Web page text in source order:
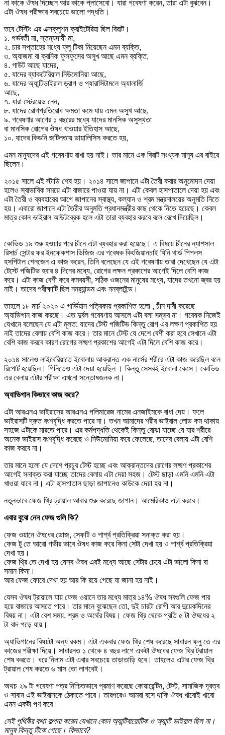
না কাকে ঔষধ দিচ্ছেন আর কাকে প্লাসেবো। যারা গবেষণা করেন, তারা এটা বুঝবেন।
এটা ঔষধ পরীক্ষার সবচেয়ে ভালো পদ্ধতি।
তবে টেস্টিং এর এক্সক্লুশন ক্রাইটেরিয়া ছিল বিরাট।
১. গর্ভবতী মা, স্তন্যদায়ী মা,
২. চার সপ্তাহের মধ্যে ফ্লু টিকা নিয়েছেন এমন ব্যক্তি,
৩. অ্যাজমা বা ক্রনিক ফুসফুসের অসুখ আছে এমন ব্যক্তি,
৪. গাউট আছে যাদের,
৫. যাদের ব্যাকটেরিয়াল নিউমোনিয়া আছে,
৬. যাদের অ্যান্টিভাইরাল ড্রাগ ও প্যারাসিটামলে অ্যালার্জি
আছে,
৭. যারা স্টেরয়েড নেন,
৮. যাদের রোগপ্রতিরোধ ক্ষমতা কমে যায় এমন অসুখ আছে,
৯. গবেষণার আগের ১ বছরের মধ্যে যাদের মানসিক অসুস্থতা
বা মানসিক রোগের ঔষধ খাওয়ার ইতিহাস আছে,
১০. যাদের কিডনি জটিলতায় ডায়ালিসিস করতে হয়,
এমন মানুষদের এই গবেষণায় রাখা হয় নাই। তার মানে এক বিরাট সংখ্যক মানুষ এর বাইরে
ছিলেন।
২০১৫ সালে এই স্টাডি শেষ হয়। ২০১৪ সালে জাপানে এটা তৈরী করার অনুমোদন দেয়া
হলেও স্বাভাবিক সময়ে এটা বাজারে পাওয়া যায় না। এটা কেবল হাসপাতালে দেয়া হয় এবং
এটা তৈরী ও ব্যবহারের আগে জাপানের স্বাস্থ্য, কল্যান ও শ্রম মন্ত্রনালয়ের অনুমতি নিতে
হয়। এবারো জাপানে এটা তৈরীর অনুমতি প্রধানমন্ত্রীর কাছ থেকে নিতে হয়েছে। কেবল
মাত্র কোন ভাইরাল আউটব্রেক হলে এটা তারা ব্যবহার করবে বলে রেখে দিয়েছিল।
কোভিড ১৯ শুরু হওয়ার পরে চীনে এটা ব্যবহার করা হয়েছে। এ বিষয়ে চীনের ন্যাশসাল
রিসার্চ সেন্টার ফর ইনফেকশাস ডিজিজ এর গবেষক কিংজিয়ানচাই যিনি থার্ড পিপলস
হসপিটাল শেনজেন এ কাজ করেন, তিনি বলেছেন যে এই গবেষণায় তারা দেখেছেন যে এটা
টেস্টে পজিটিভ হবার ৪ দিনের মধ্যে, রোগের লক্ষন প্রকাশের আগেই দিলে বেশি কাজ
করে। এটা কাজ বেশী করে কমবয়সী, সঠিক ওজনের মানুষের মধ্যে, যাদের তখনো জ্বর হয়
নাই। তাদের পরীক্ষাটি ছিল ননর‌্যান্ডম এবং ননব্লাইন্ড।
তাহলে ১৮ মার্চ ২০২০ এ গার্ডিয়ান পত্রিকায় প্রকাশিত হলো , চীন দাবী করেছে
অ্যাভিগান কাজ করছে। এত দুর্বল গবেষণায় আসলে এটা বলা সম্ভব না। গবেষক নিজেই
যেখানে বলেছেন যে এটা মূলত: যাদের টেস্ট পজিটিভ কিন্তু রোগ এর লক্ষণ প্রকাশিত হয়
নাই তাদের বেলায় বেশি কাজ করে। তার মানে টেস্ট যে দেশে বেশী করা হবে সেখানে এটা
বেশি কাজ করবে কারণ রোগের লক্ষ্মণ প্রকাশের আগেই এটা দিলে বেশি কাজ করে।
২০১৪ সালেও লাইবেরিয়াতে ইবোলায় আক্রান্ত এক নার্সের শরীরে এটা কাজ করেছিল বলে
রিপোর্ট হয়েছিল। গিনিতেও এটা দেয়া হয়েছিল । কিন্তু সেসবই ইবোলা কেসে। কোভিড
এর বেলায় এটার পরীক্ষা এখনো সন্তোষজনক না।
অ্যাভিগান কিভাবে কাজ করে?
এটা আরএনএ ভাইরাসের আরএনএ পলিমারেজ নামের এনজাইমকে বাধা দেয়। ফলে
ভাইরাসটি দ্রুত বংশবৃদ্ধি করতে পারে না। তখন আমাদের শরীর ভাইরাল লোড কম থাকায়
সহজে এটাকে মারতে পারে। এর কর্মপদ্ধতি থেকেই কিন্তু বোঝা যাচ্ছে যে যার শরীরে
অনেক ভাইরাস বংশবৃদ্ধি করেছে ও নিউমোনিয়া করে ফেলেছে, তাদের বেলায় এটা বেশি
কাজ করবে না।
তার মানে হলো যে দেশে প্রচুর টেস্ট হচ্ছে এবং আক্রান্তদের রোগের লক্ষ্মণ প্রকাশের
আগেই সনাক্ত করা যাচ্ছে তাদের বেলায় এটা দেয়া সহজ। টেস্ট ছাড়া এমনি এমনি এটা
খাওয়া যাবে না। এটা হাসপাতাল ছাড়া জাপানেও কাউকে দেয়া হয় না।
নতুনভাবে ফেজ থ্রি ট্রায়াল আবার শুরু করেছে জাপান। আমেরিকাও এটা করবে।
এবার বুঝে নেন ফেজ গুলি কি?
ফেজ ওয়ানে ঔষধের ডোজ, সেফটি ও পার্শ্ব প্রতিক্রিয়া সনাক্ত করা হয়।
ফেজ টু তে আরো গভীর ভাবে ঔষধ কাজ করে কিনা সেটা দেখা হয় ও পার্শ্ব প্রতিক্রিয়া
দেখা হয়।
ফেজ থ্রি তে দেখা হয় যেসব ঔষধ এরই মধ্যে আছে সেটার চেয়ে এটা ভালো কিনা বা
সমান কিনা।
আর ফেজ ফোরে দেখা হয় আর কি রয়ে গেছে যা জানা হয় নাই।
যেসব ঔষধ ট্রায়ালে যায় ফেজ ওয়ানে তার মধ্যে মাত্র ১৪% ঔষধ সবগুলি ফেজ পার
হয়ে বাজারে আসতে পারে। তার মানে বুঝেছেন তো, দুই চারটা রোগী আর দুয়েকদিনের
বিষয় না। এটা বেশ সময়, শ্রম ও অর্থের বিষয়। ফেজ থ্রি থেকে প্রতি ৫ টা ঔষধের ২
টা বাদ পড়ে যায়।
অ্যাভিগানের বিষয়টা অন্য রকম। এটা একবার ফেজ থ্রি শেষ করেছে সাধারন ফ্লু তে এর
কাজের পরীক্ষা দিয়ে। সাধারনত ১ থেকে ৪ বছর লাগে একটা ঔষধের ফেজ থ্রি ট্রায়াল
শেষ করতে। ধরে নিলাম এটা এবার সবচেয়ে তাড়াতাড়ি হবে। তাহলেও এটার ফেজ থ্রি
ট্রায়াল শেষ করতে ৬ মাস তো লাগবেই।
অথচ ২৯ টা গবেষণা পত্র নিশ্চিতভাবে প্রমাণ করেছে কোয়ারেন্টিন, টেস্ট, সামাজিক দূরত্ব
ও সাবান এই ভাইরাসকে ঠেকাতে পারে। তারপরেও আমরা বসে থাকি ঔষধ খাবোই খাবো
এমন একটা পণ করে।
সেই পৃথিবীর কথা কল্পনা করেন যেখানে কোন অ্যান্টিবায়োটিক ও অ্যান্টি ভাইরাল ছিল না।
মানুষ কিন্তু টিকে গেছে। কিভাবে?